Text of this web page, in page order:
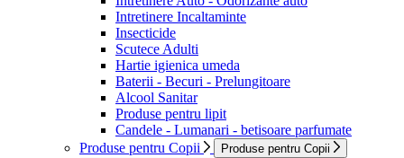
Intretinere Incaltaminte
Insecticide
Scutece Adulti
Hartie igienica umeda
Baterii - Becuri - Prelungitoare
Alcool Sanitar
Produse pentru lipit
Candele - Lumanari - betisoare parfumate
Produse pentru Copii
Produse pentru Copii